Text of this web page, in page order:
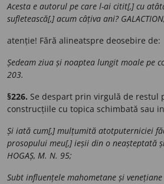
Acesta e autorul pe care l-ai citit[,] cu
sufletească[,] acum câțiva ani?
atenție! Fără alineatspre deosebire de:
Ședeam ziua și noaptea lungit moale pe
203.
§226. Se despart prin virgulă de restul
construcțiile cu topica schimbată sau
Și iată cum[,] mulțumită atotputerniciei
prosopului meu[,] ieșii din o neașteptată
HOGAȘ, M. N. 95;
Subt influențele mahometane și